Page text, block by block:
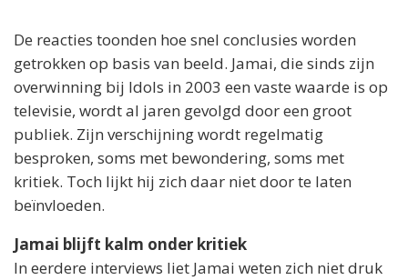
De reacties toonden hoe snel conclusies worden
getrokken op basis van beeld. Jamai, die sinds zijn
overwinning bij Idols in 2003 een vaste waarde is op
televisie, wordt al jaren gevolgd door een groot
publiek. Zijn verschijning wordt regelmatig
besproken, soms met bewondering, soms met
kritiek. Toch lijkt hij zich daar niet door te laten
beïnvloeden.
Jamai blijft kalm onder kritiek
In eerdere interviews liet Jamai weten zich niet druk